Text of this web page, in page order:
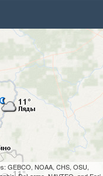
GEBCO, NOAA, CHS, OSU,